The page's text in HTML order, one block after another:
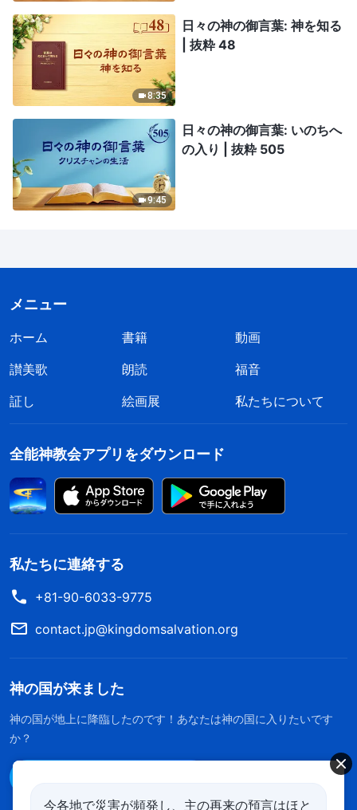
8:35
日々の神の御言葉: 神を知る
| 抜粋 48
9:45
日々の神の御言葉: いのちへ
の入り | 抜粋 505
メニュー
ホーム 書籍
動画
讃美歌
朗読
福音
証し
絵画展 私たちについて
全能神教会アプリをダウンロード
私たちに連絡する
+81-90-6033-9775
contact.jp@kingdomsalvation.org
神の国が来ました
神の国が地上に降臨したのです！あなたは神の国に入りたいです
か？
今各地で災害が頻発し、主の再来の預言はほと